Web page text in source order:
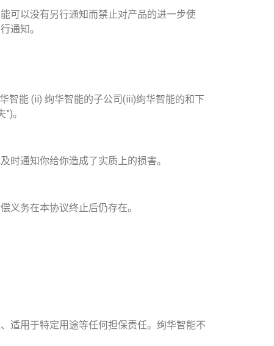
可以没有另行通知而禁止对产品的进一步使
通知。
智能 (ii) 绚华智能的子公司(iii)绚华智能的和下
。
时通知你给你造成了实质上的损害。
义务在本协议终止后仍存在。
适用于特定用途等任何担保责任。绚华智能不